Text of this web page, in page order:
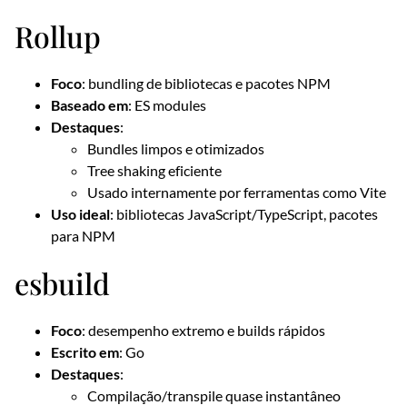
Rollup
Foco: bundling de bibliotecas e pacotes NPM
Baseado em: ES modules
Destaques:
Bundles limpos e otimizados
Tree shaking eficiente
Usado internamente por ferramentas como Vite
Uso ideal: bibliotecas JavaScript/TypeScript, pacotes
para NPM
esbuild
Foco: desempenho extremo e builds rápidos
Escrito em: Go
Destaques:
Compilação/transpile quase instantâneo